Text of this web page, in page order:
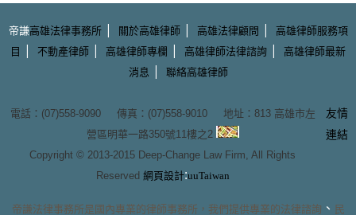
帝謙高雄法律事務所| 關於高雄律師| 高雄法律顧問 |
高雄律師服務項
目
| 不動產律師 | 高雄律師專欄 | 高雄律師法律諮詢 |
高雄律師最新
消息 | 聯絡高雄律師
電話：(07)558-9090 傳真：(07)558-9010 地址： 813 高雄市左
營區明華一路350號11樓之2
Copyright © 2013-2015 Deep-Change Law Firm, All Rights
Reserved 網頁設計:uuTaiwan
友情
連結
帝謙法律事務所是國內專業的律師事務所 ，我們提供專業的法律諮詢 、 民